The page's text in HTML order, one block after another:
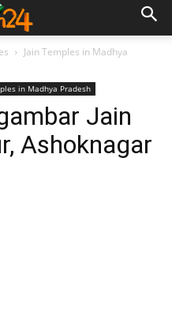
Jain Temples in Madhya
in Madhya Pradesh
Jain
Ashoknagar